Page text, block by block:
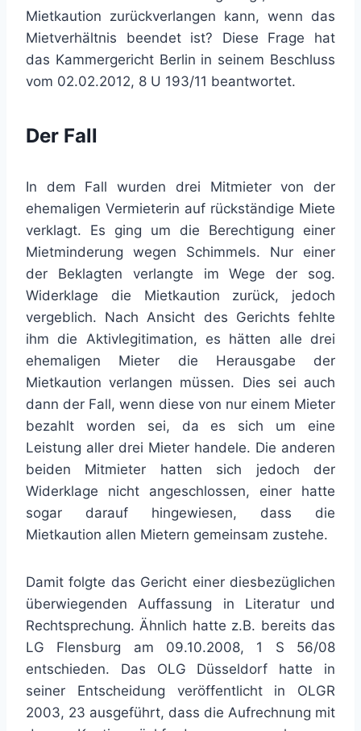
Mietkaution zurückverlangen kann, wenn das
Mietverhältnis beendet ist? Diese Frage hat
das Kammergericht Berlin in seinem Beschluss
vom 02.02.2012, 8 U 193/11 beantwortet.
Der Fall
In dem Fall wurden drei Mitmieter von der
ehemaligen Vermieterin auf rückständige Miete
verklagt. Es ging um die Berechtigung einer
Mietminderung wegen Schimmels. Nur einer
der Beklagten verlangte im Wege der sog.
Widerklage die Mietkaution zurück, jedoch
vergeblich. Nach Ansicht des Gerichts fehlte
ihm die Aktivlegitimation, es hätten alle drei
ehemaligen Mieter die Herausgabe der
Mietkaution verlangen müssen. Dies sei auch
dann der Fall, wenn diese von nur einem Mieter
bezahlt worden sei, da es sich um eine
Leistung aller drei Mieter handele. Die anderen
beiden Mitmieter hatten sich jedoch der
Widerklage nicht angeschlossen, einer hatte
sogar darauf hingewiesen, dass die
Mietkaution allen Mietern gemeinsam zustehe.
Damit folgte das Gericht einer diesbezüglichen
überwiegenden Auffassung in Literatur und
Rechtsprechung. Ähnlich hatte z.B. bereits das
LG Flensburg am 09.10.2008, 1 S 56/08
entschieden. Das OLG Düsseldorf hatte in
seiner Entscheidung veröffentlicht in OLGR
2003, 23 ausgeführt, dass die Aufrechnung mit